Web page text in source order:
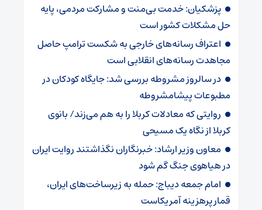
پزشکیان: خدمت بی‌منت و مشارکت مردمی، پایه
حل مشکلات کشور است
اعتراف رسانه‌های خارجی به شکست ترامپ حاصل
مجاهدت رسانه‌های انقلابی است
در سالروز مشروطه بررسی شد: جایگاه کودکان در
مطبوعات پیشامشروطه
روایتی که معادلات کربلا را به هم می‌زند/ بانوی
کربلا از نگاه یک مسیحی
معاون وزیر ارشاد: خبرنگاران نگذاشتند روایت ایران
در هیاهوی جنگ گم شود
امام جمعه دیباج: حمله به زیرساخت‌های ایران،
قمار پرهزینه آمریکاست